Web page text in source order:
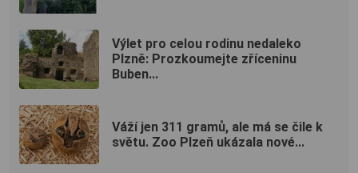
Výlet pro celou rodinu nedaleko
Plzně: Prozkoumejte zříceninu
Buben...
Váží jen 311 gramů, ale má se čile k
světu. Zoo Plzeň ukázala nové...